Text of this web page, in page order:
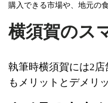
購入できる市場や、地元の
横須賀のス
執筆時横須賀には2
もメリットとデメリ